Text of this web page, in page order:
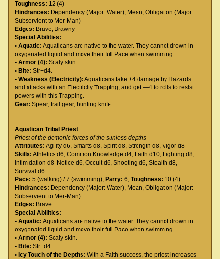
Toughness: 12 (4)
Hindrances: Dependency (Major: Water), Mean, Obligation (Major:
Subservient to Mer-Man)
Edges: Brave, Brawny
Special Abilities:
• Aquatic: Aquaticans are native to the water. They cannot drown in
oxygenated liquid and move their full Pace when swimming.
• Armor (4): Scaly skin.
• Bite: Str+d4.
• Weakness (Electricity): Aquaticans take +4 damage by Hazards
and attacks with an Electricity Trapping, and get —4 to rolls to resist
powers with this Trapping.
Gear: Spear, trail gear, hunting knife.
Aquatican Tribal Priest
Priest of the demonic forces of the sunless depths
Attributes: Agility d6, Smarts d8, Spirit d8, Strength d8, Vigor d8
Skills: Athletics d6, Common Knowledge d4, Faith d10, Fighting d8,
Intimidation d8, Notice d6, Occult d6, Shooting d6, Stealth d8,
Survival d6
Pace: 5 (walking) / 7 (swimming); Parry: 6; Toughness: 10 (4)
Hindrances: Dependency (Major: Water), Mean, Obligation (Major:
Subservient to Mer-Man)
Edges: Brave
Special Abilities:
• Aquatic: Aquaticans are native to the water. They cannot drown in
oxygenated liquid and move their full Pace when swimming.
• Armor (4): Scaly skin.
• Bite: Str+d4.
• Icy Touch of the Depths: With a Faith success, the priest increases